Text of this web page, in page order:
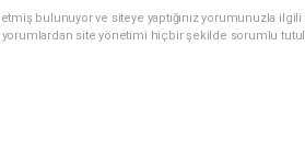
bulunuyor ve siteye yaptığınız yorumunuzla
yorumlardan site yönetimi hiçbir şekilde sorumlu